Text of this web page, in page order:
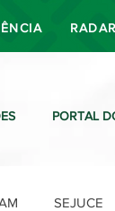
PORTAL
SEJUCE